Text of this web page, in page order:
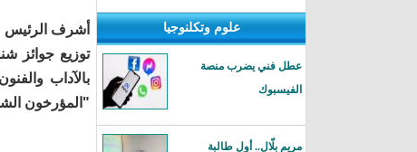
علوم وتكلنوجيا
عطل فني يضرب منصة
الفيسبوك
مريم بلّال.. أول طالبة
أشرف الرئيس
بالآداب
"المؤرخون